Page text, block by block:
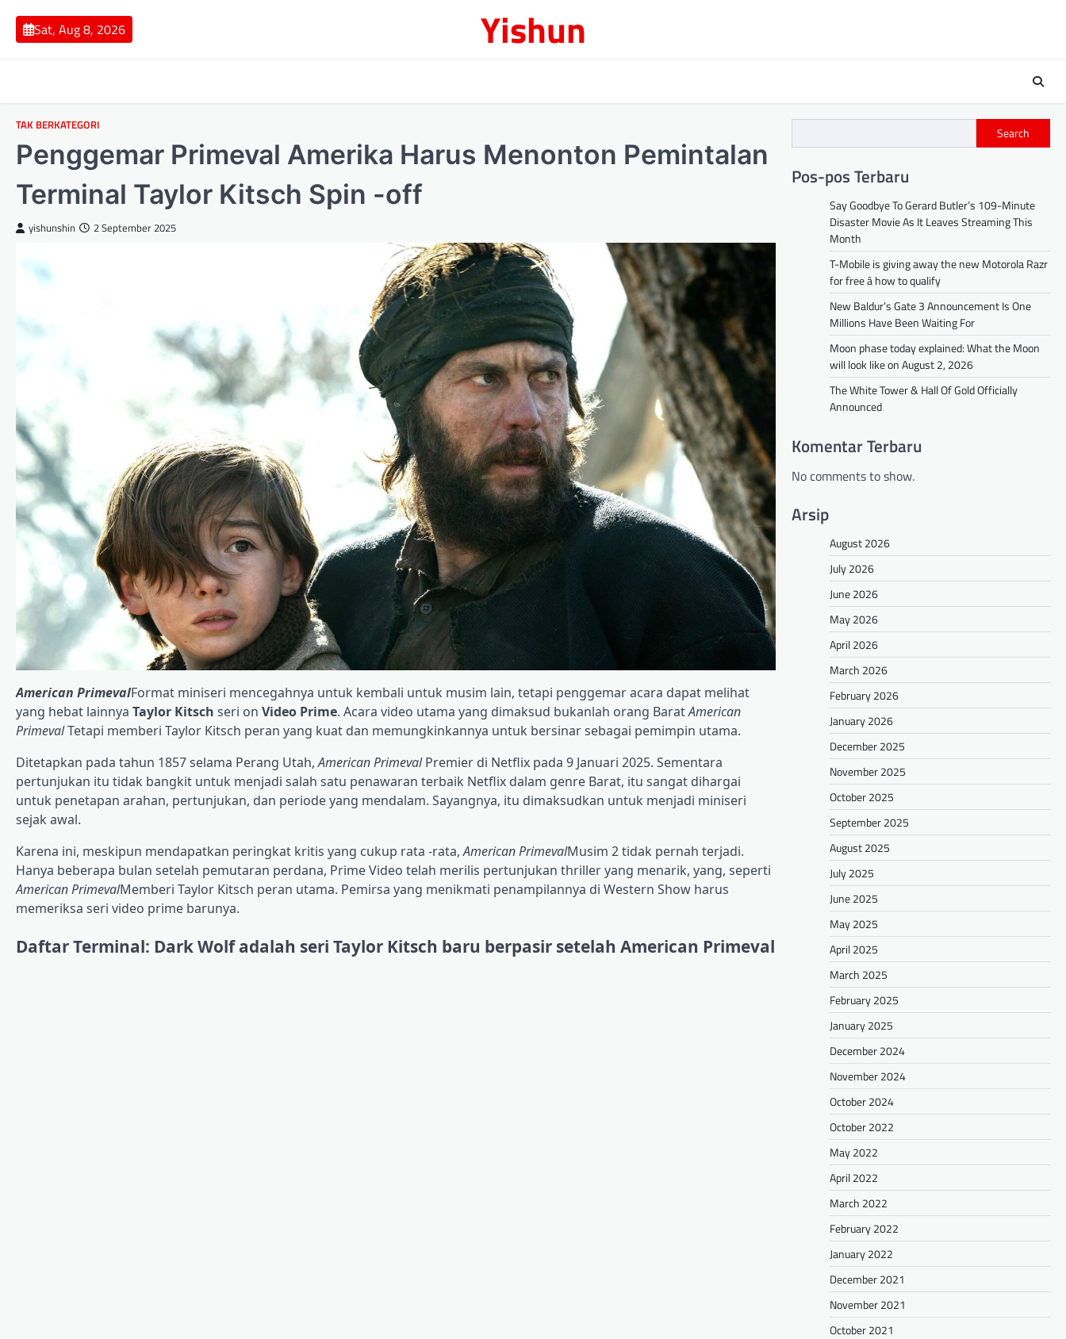
content
Sat, Aug 8, 2026 Yishun
TAK BERKATEGORI
Penggemar Primeval Amerika Harus Menonton Pemintalan
Terminal Taylor Kitsch Spin -off
yishunshin 2 September 2025
American PrimevalFormat miniseri mencegahnya untuk kembali untuk musim lain, tetapi penggemar acara dapat melihat
yang hebat lainnya Taylor Kitsch seri on Video Prime. Acara video utama yang dimaksud bukanlah orang BaratAmerican
PrimevalTetapi memberi Taylor Kitsch peran yang kuat dan memungkinkannya untuk bersinar sebagai pemimpin utama.
Ditetapkan pada tahun 1857 selama Perang Utah,American PrimevalPremier di Netflix pada 9 Januari 2025. Sementara
pertunjukan itu tidak bangkit untuk menjadi salah satu penawaran terbaik Netflix dalam genre Barat, itu sangat dihargai
untuk penetapan arahan, pertunjukan, dan periode yang mendalam. Sayangnya, itu dimaksudkan untuk menjadi miniseri
sejak awal.
Karena ini, meskipun mendapatkan peringkat kritis yang cukup rata -rata,American PrimevalMusim 2 tidak pernah terjadi.
Hanya beberapa bulan setelah pemutaran perdana, Prime Video telah merilis pertunjukan thriller yang menarik, yang, seperti
American PrimevalMemberi Taylor Kitsch peran utama. Pemirsa yang menikmati penampilannya di Western Show harus
memeriksa seri video prime barunya.
Daftar Terminal: Dark Wolf adalah seri Taylor Kitsch baru berpasir setelah American Primeval
Search
Pos-pos Terbaru
Say Goodbye To Gerard Butler’s 109-Minute
Disaster Movie As It Leaves Streaming This
Month
T-Mobile is giving away the new Motorola Razr
for free â how to qualify
New Baldur’s Gate 3 Announcement Is One
Millions Have Been Waiting For
Moon phase today explained: What the Moon
will look like on August 2, 2026
The White Tower & Hall Of Gold Officially
Announced
Komentar Terbaru
No comments to show.
Arsip
August 2026
July 2026
June 2026
May 2026
April 2026
March 2026
February 2026
January 2026
December 2025
November 2025
October 2025
September 2025
August 2025
July 2025
June 2025
May 2025
April 2025
March 2025
February 2025
January 2025
December 2024
November 2024
October 2024
October 2022
May 2022
April 2022
March 2022
February 2022
January 2022
December 2021
November 2021
October 2021